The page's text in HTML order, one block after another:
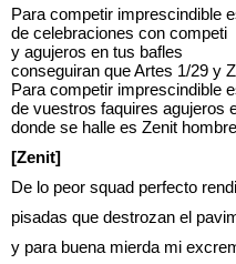
Para competir imprescindible
de celebraciones con competi
y agujeros en tus bafles
conseguiran que Artes 1/29 y
Para competir imprescindible
de vuestros faquires agujeros
donde se halle es Zenit
[Zenit]
De lo peor squad perfecto
pisadas que destrozan el
y para buena mierda mi